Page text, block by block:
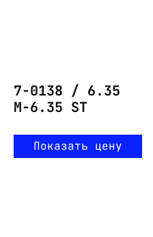
7-0138 / 6.35
M-6.35 ST
Показать цену